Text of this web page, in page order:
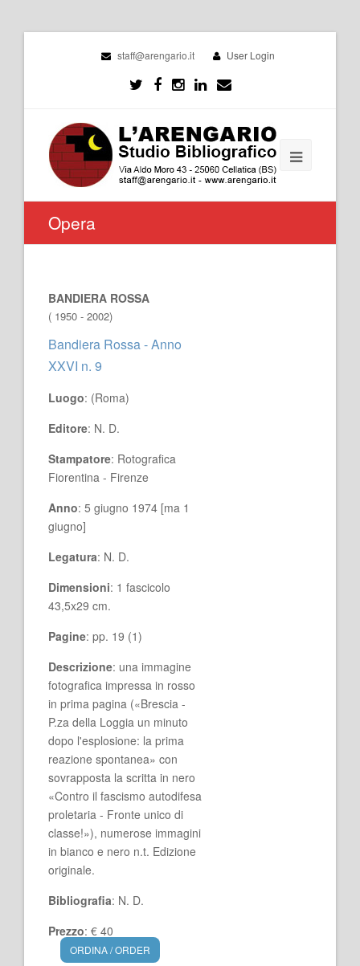
staff@arengario.it User Login
Opera
BANDIERA ROSSA
( 1950 - 2002)
Bandiera Rossa - Anno
XXVI n. 9
Luogo: (Roma)
Editore: N. D.
Stampatore: Rotografica
Fiorentina - Firenze
Anno: 5 giugno 1974 [ma 1
giugno]
Legatura: N. D.
Dimensioni: 1 fascicolo
43,5x29 cm.
Pagine: pp. 19 (1)
Descrizione: una immagine
fotografica impressa in rosso
in prima pagina («Brescia -
P.za della Loggia un minuto
dopo l'esplosione: la prima
reazione spontanea» con
sovrapposta la scritta in nero
«Contro il fascismo autodifesa
proletaria - Fronte unico di
classe!»), numerose immagini
in bianco e nero n.t. Edizione
originale.
Bibliografia: N. D.
Prezzo: € 40
ORDINA / ORDER